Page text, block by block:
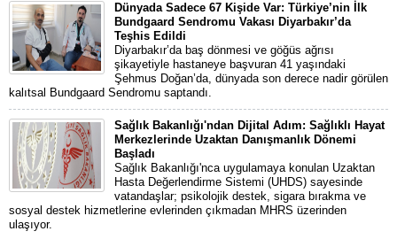
Dünyada Sadece 67 Kişide Var: Türkiye’nin İlk
Bundgaard Sendromu Vakası Diyarbakır’da
Teşhis Edildi
Diyarbakır’da baş dönmesi ve göğüs ağrısı
şikayetiyle hastaneye başvuran 41 yaşındaki
Şehmus Doğan’da, dünyada son derece nadir görülen
kalıtsal Bundgaard Sendromu saptandı.
Sağlık Bakanlığı'ndan Dijital Adım: Sağlıklı Hayat
Merkezlerinde Uzaktan Danışmanlık Dönemi
Başladı
Sağlık Bakanlığı'nca uygulamaya konulan Uzaktan
Hasta Değerlendirme Sistemi (UHDS) sayesinde
vatandaşlar; psikolojik destek, sigara bırakma ve
sosyal destek hizmetlerine evlerinden çıkmadan MHRS üzerinden
ulaşıyor.